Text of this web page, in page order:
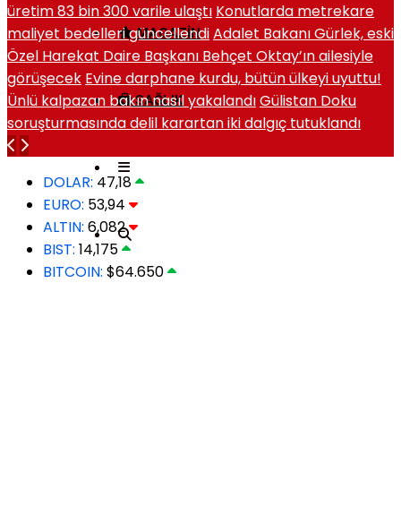
MAGAZIN
SAĞLIK
üretim 83 bin 300 varile ulaştı Konutlarda metrekare
maliyet bedelleri güncellendiAdalet Bakanı Gürlek, eski
Özel Harekat Daire Başkanı Behçet Oktay’ın ailesiyle
görüşecek Evine darphane kurdu, bütün ülkeyi uyuttu!
Ünlü kalpazan bakın nasıl yakalandıGülistan Doku
soruşturmasında delil karartan iki dalgıç tutuklandı
DOLAR: 47,18
EURO: 53,94
ALTIN: 6,082
BIST: 14,175
BITCOIN: $64.650